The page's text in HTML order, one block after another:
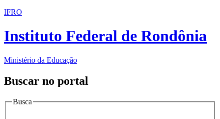
IFRO
Instituto Federal de Rondônia
Ministério da Educação
Buscar no portal
Busca